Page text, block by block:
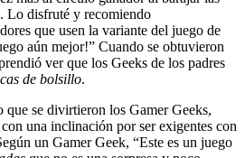
Lo disfruté y recomiendo
que usen la variante del juego de
aún mejor!” Cuando se obtuvieron
ver que los Geeks de los padres
de bolsillo.
se divirtieron los Gamer Geeks,
una inclinación por ser exigentes con
un Gamer Geek, “Este es un juego